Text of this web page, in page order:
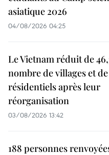
asiatique 2026
04/08/2026 04:25
Le Vietnam réduit de
nombre de villages et
résidentiels après leur
réorganisation
03/08/2026 13:42
188 personnes